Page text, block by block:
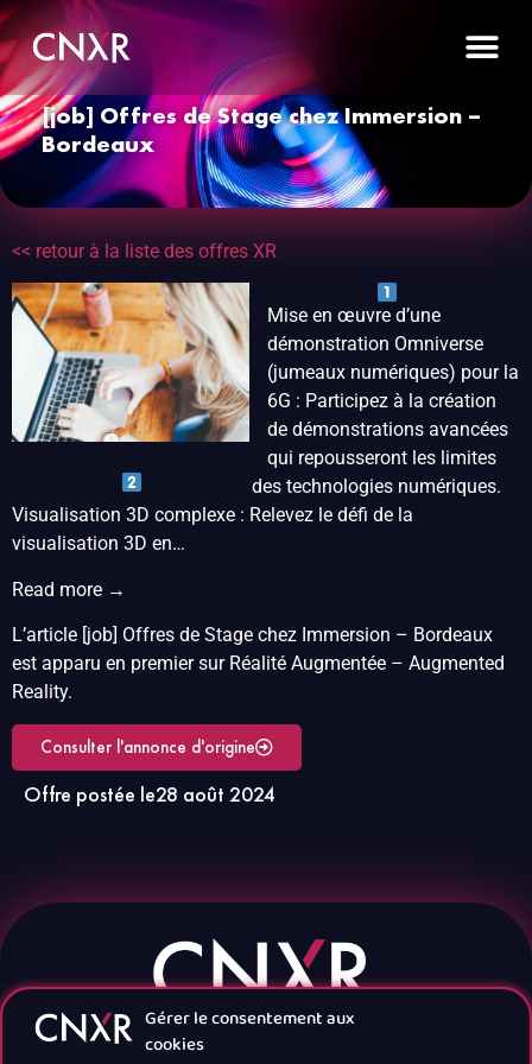
Gérer le consentement aux
cookies
[job] Offres de Stage chez Immersion –
Bordeaux
<< retour à la liste des offres XR
Mise en œuvre d’une
démonstration Omniverse
(jumeaux numériques) pour la
6G : Participez à la création
de démonstrations avancées
qui repousseront les limites
des technologies numériques.
Visualisation 3D complexe : Relevez le défi de la
visualisation 3D en…
Read more →
L’article [job] Offres de Stage chez Immersion – Bordeaux
est apparu en premier sur Réalité Augmentée – Augmented
Reality.
Consulter l'annonce d'origine
Offre postée le28 août 2024